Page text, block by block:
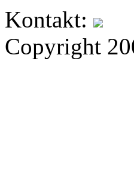
Kontakt:
Copyright